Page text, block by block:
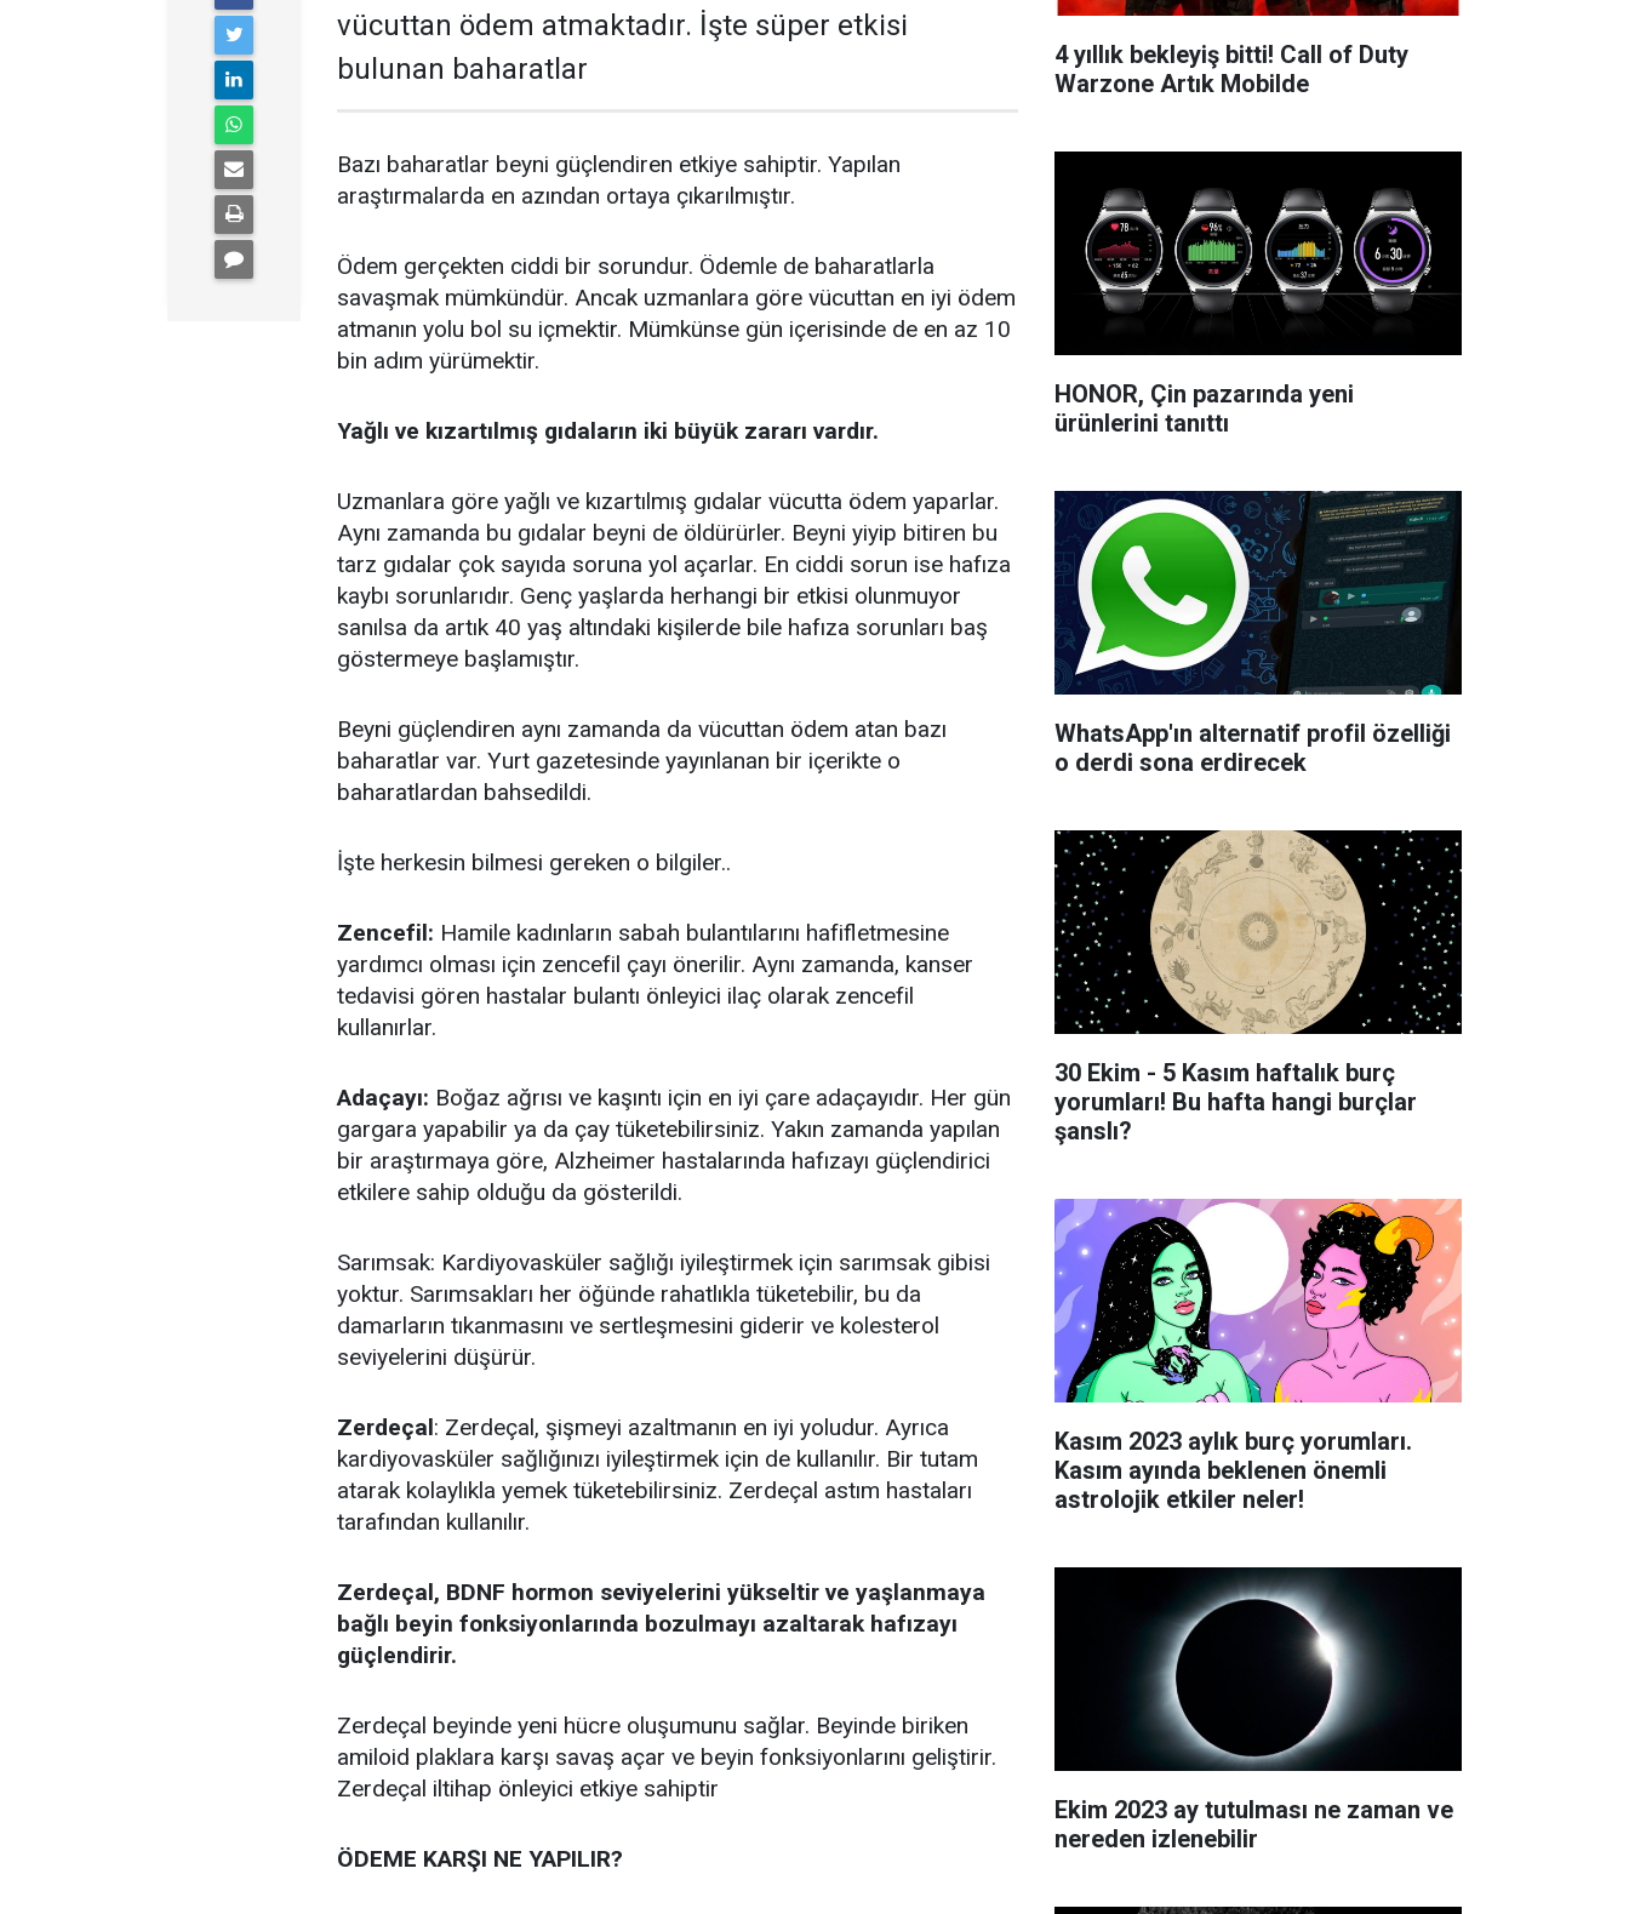
vücuttan ödem atmaktadır. İşte süper etkisi
bulunan baharatlar
Bazı baharatlar beyni güçlendiren etkiye sahiptir. Yapılan
araştırmalarda en azından ortaya çıkarılmıştır.
Ödem gerçekten ciddi bir sorundur. Ödemle de baharatlarla
savaşmak mümkündür. Ancak uzmanlara göre vücuttan en iyi ödem
atmanın yolu bol su içmektir. Mümkünse gün içerisinde de en az 10
bin adım yürümektir.
Yağlı ve kızartılmış gıdaların iki büyük zararı vardır.
Uzmanlara göre yağlı ve kızartılmış gıdalar vücutta ödem yaparlar.
Aynı zamanda bu gıdalar beyni de öldürürler. Beyni yiyip bitiren bu
tarz gıdalar çok sayıda soruna yol açarlar. En ciddi sorun ise hafıza
kaybı sorunlarıdır. Genç yaşlarda herhangi bir etkisi olunmuyor
sanılsa da artık 40 yaş altındaki kişilerde bile hafıza sorunları baş
göstermeye başlamıştır.
Beyni güçlendiren aynı zamanda da vücuttan ödem atan bazı
baharatlar var. Yurt gazetesinde yayınlanan bir içerikte o
baharatlardan bahsedildi.
İşte herkesin bilmesi gereken o bilgiler..
Zencefil: Hamile kadınların sabah bulantılarını hafifletmesine
yardımcı olması için zencefil çayı önerilir. Aynı zamanda, kanser
tedavisi gören hastalar bulantı önleyici ilaç olarak zencefil
kullanırlar.
Adaçayı: Boğaz ağrısı ve kaşıntı için en iyi çare adaçayıdır. Her gün
gargara yapabilir ya da çay tüketebilirsiniz. Yakın zamanda yapılan
bir araştırmaya göre, Alzheimer hastalarında hafızayı güçlendirici
etkilere sahip olduğu da gösterildi.
Sarımsak: Kardiyovasküler sağlığı iyileştirmek için sarımsak gibisi
yoktur. Sarımsakları her öğünde rahatlıkla tüketebilir, bu da
damarların tıkanmasını ve sertleşmesini giderir ve kolesterol
seviyelerini düşürür.
Zerdeçal: Zerdeçal, şişmeyi azaltmanın en iyi yoludur. Ayrıca
kardiyovasküler sağlığınızı iyileştirmek için de kullanılır. Bir tutam
atarak kolaylıkla yemek tüketebilirsiniz. Zerdeçal astım hastaları
tarafından kullanılır.
Zerdeçal, BDNF hormon seviyelerini yükseltir ve yaşlanmaya
bağlı beyin fonksiyonlarında bozulmayı azaltarak hafızayı
güçlendirir.
Zerdeçal beyinde yeni hücre oluşumunu sağlar. Beyinde biriken
amiloid plaklara karşı savaş açar ve beyin fonksiyonlarını geliştirir.
Zerdeçal iltihap önleyici etkiye sahiptir
ÖDEME KARŞI NE YAPILIR?
4 yıllık bekleyiş bitti! Call of Duty
Warzone Artık Mobilde
HONOR, Çin pazarında yeni
ürünlerini tanıttı
WhatsApp'ın alternatif profil özelliği
o derdi sona erdirecek
30 Ekim - 5 Kasım haftalık burç
yorumları! Bu hafta hangi burçlar
şanslı?
Kasım 2023 aylık burç yorumları.
Kasım ayında beklenen önemli
astrolojik etkiler neler!
Ekim 2023 ay tutulması ne zaman ve
nereden izlenebilir